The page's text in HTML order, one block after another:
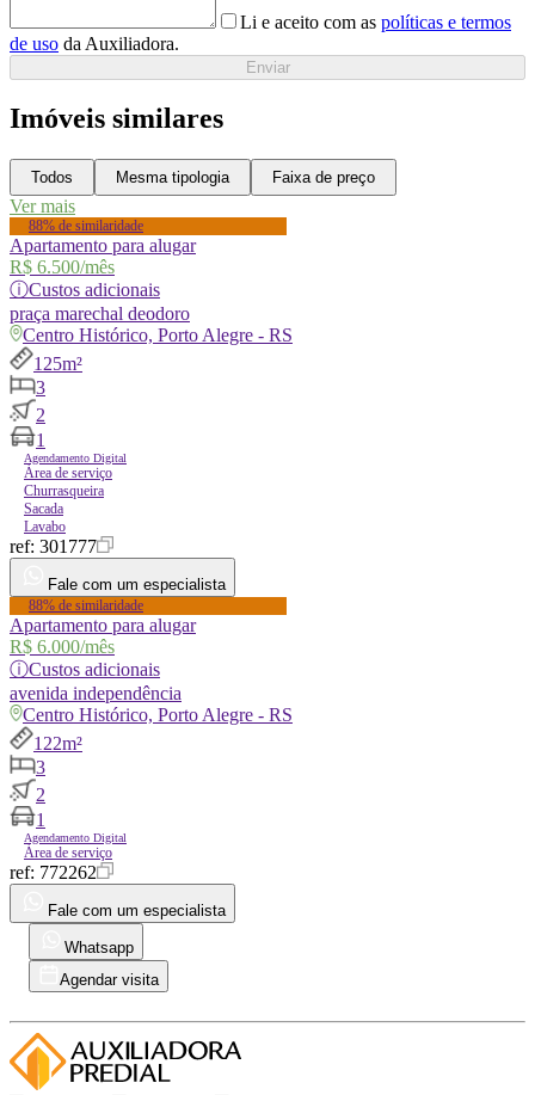
Li e aceito com as políticas e termos
de uso da Auxiliadora.
Enviar
Imóveis similares
Todos Mesma tipologia Faixa de preço
Ver mais
88% de similaridade
Apartamento para alugar
R$ 6.500/mês
ⓘCustos adicionais
praça marechal deodoro
Centro Histórico, Porto Alegre - RS
125m²
3
2
1
Agendamento Digital
Área de serviço
Churrasqueira
Sacada
Lavabo
ref: 301777
Fale com um especialista
88% de similaridade
Apartamento para alugar
R$ 6.000/mês
ⓘCustos adicionais
avenida independência
Centro Histórico, Porto Alegre - RS
122m²
3
2
1
Agendamento Digital
Área de serviço
ref: 772262
Fale com um especialista
Whatsapp
Agendar visita